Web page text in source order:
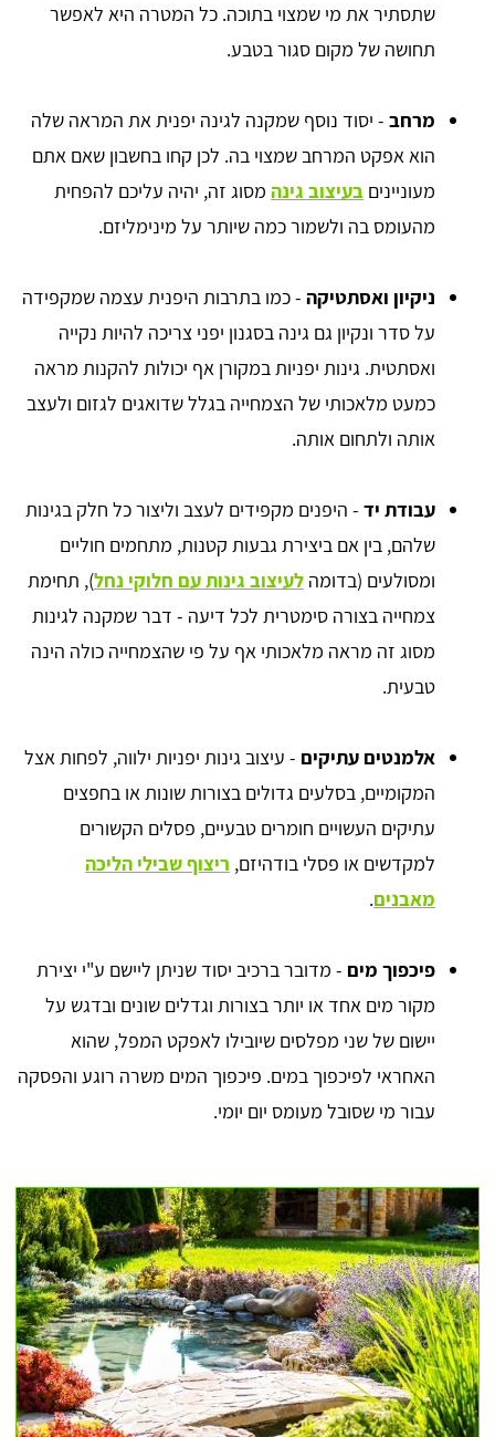
שתסתיר את מי שמצוי בתוכה. כל המטרה היא לאפשר
תחושה של מקום סגור בטבע.
מרחב - יסוד נוסף שמקנה לגינה יפנית את המראה שלה
הוא אפקט המרחב שמצוי בה. לכן קחו בחשבון שאם אתם
מעוניינים בעיצוב גינה מסוג זה, יהיה עליכם להפחית
מהעומס בה ולשמור כמה שיותר על מינימליזם.
ניקיון ואסתטיקה - כמו בתרבות היפנית עצמה שמקפידה
על סדר ונקיון גם גינה בסגנון יפני צריכה להיות נקייה
ואסתטית. גינות יפניות במקורן אף יכולות להקנות מראה
כמעט מלאכותי של הצמחייה בגלל שדואגים לגזום ולעצב
אותה ולתחום אותה.
עבודת יד - היפנים מקפידים לעצב וליצור כל חלק בגינות
שלהם, בין אם ביצירת גבעות קטנות, מתחמים חוליים
ומסולעים (בדומה לעיצוב גינות עם חלוקי נחל), תחימת
צמחייה בצורה סימטרית לכל דיעה - דבר שמקנה לגינות
מסוג זה מראה מלאכותי אף על פי שהצמחייה כולה הינה
טבעית.
אלמנטים עתיקים - עיצוב גינות יפניות ילווה, לפחות אצל
המקומיים, בסלעים גדולים בצורות שונות או בחפצים
עתיקים העשויים חומרים טבעיים, פסלים הקשורים
למקדשים או פסלי בודהיזם, ריצוף שבילי הליכה
מאבנים.
פיכפוך מים - מדובר ברכיב יסוד שניתן ליישם ע"י יצירת
מקור מים אחד או יותר בצורות וגדלים שונים ובדגש על
יישום של שני מפלסים שיובילו לאפקט המפל, שהוא
האחראי לפיכפוך במים. פיכפוך המים משרה רוגע והפסקה
עבור מי שסובל מעומס יום יומי.